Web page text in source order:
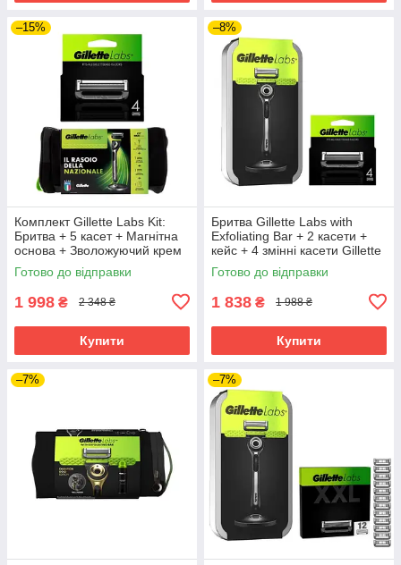
–15%
Комплект Gillette Labs Kit:
Бритва + 5 касет + Магнітна
основа + Зволожуючий крем
100 мл + Сумка
Готово до відправки
1 998 ₴ 2 348 ₴
Купити
–8%
Бритва Gillette Labs with
Exfoliating Bar + 2 касети +
кейс + 4 змінні касети Gillette
Labs
Готово до відправки
1 838 ₴ 1 988 ₴
Купити
–7% –7%